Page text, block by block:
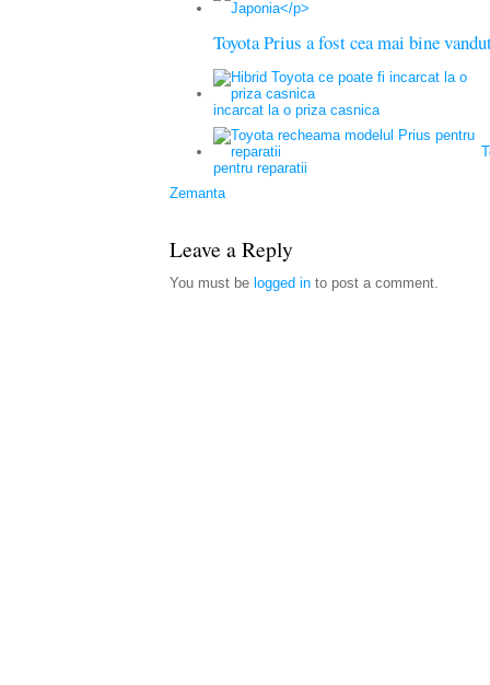
Toyota Prius a fost cea mai bine
incarcat la o priza casnica
pentru reparatii
Zemanta
Leave a Reply
You must be logged in to post a comment.